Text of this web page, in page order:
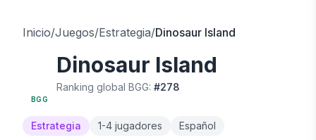
Inicio/Juegos/Estrategia/Dinosaur Island
BGG
Dinosaur Island
Ranking global BGG: #278
Estrategia 1-4 jugadores Español